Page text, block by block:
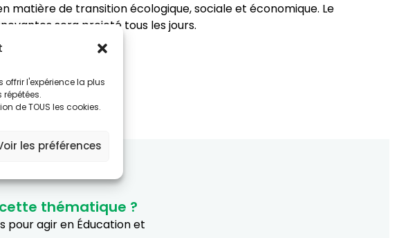
offrir l'expérience la plus
de TOUS les cookies.
les préférences
de transition écologique, sociale et économique. Le
sera projeté tous les jours.
thématique ?
pour agir en Éducation et